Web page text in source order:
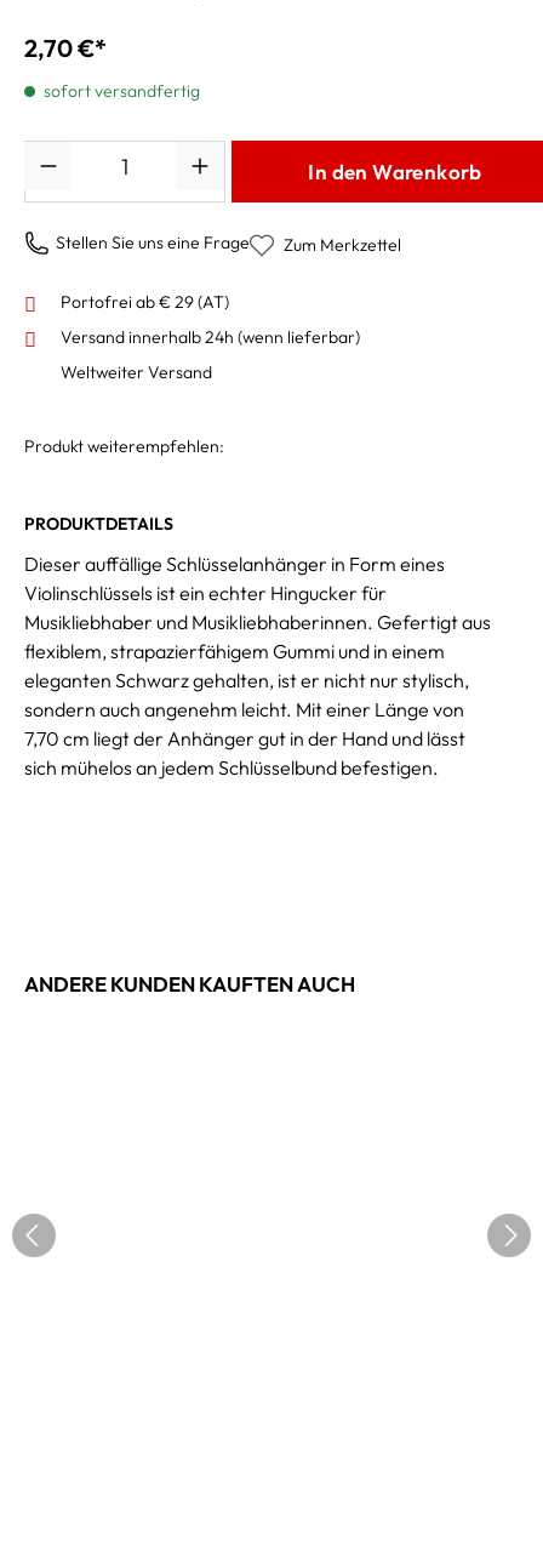
2,70 €*
sofort versandfertig
In den Warenkorb
Stellen Sie uns eine Frage Zum Merkzettel
Portofrei ab € 29 (AT)
Versand innerhalb 24h (wenn lieferbar)
Weltweiter Versand
Produkt weiterempfehlen:
PRODUKTDETAILS
Dieser auffällige Schlüsselanhänger in Form eines
Violinschlüssels ist ein echter Hingucker für
Musikliebhaber und Musikliebhaberinnen. Gefertigt aus
flexiblem, strapazierfähigem Gummi und in einem
eleganten Schwarz gehalten, ist er nicht nur stylisch,
sondern auch angenehm leicht. Mit einer Länge von
7,70 cm liegt der Anhänger gut in der Hand und lässt
sich mühelos an jedem Schlüsselbund befestigen.
ANDERE KUNDEN KAUFTEN AUCH